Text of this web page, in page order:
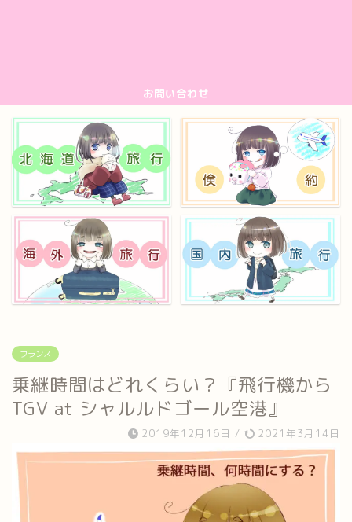
お問い合わせ
フランス
乗継時間はどれくらい？『飛行機から
TGV at シャルルドゴール空港』
2019年12月16日 / 2021年3月14日